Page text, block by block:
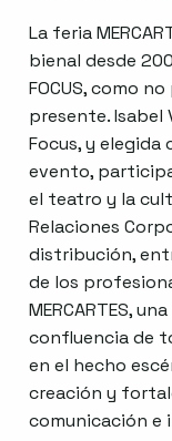
La feria
bienal desde
FOCUS, como
presente. Isabel
Focus, y elegida
evento,
el teatro y la
Relaciones
distribución,
de los
MERCARTES,
confluencia de
en el hecho
creación y
comunicación e